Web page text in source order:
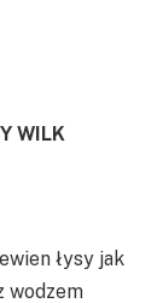
WILK
łysy jak
wodzem